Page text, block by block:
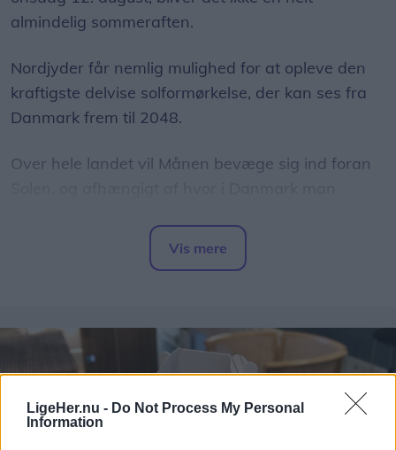
LigeHer.nu - Do Not Process My Personal
Information
almindelig sommeraften.
Nordjyder får nemlig mulighed for at opleve den
kraftigste delvise solformørkelse, der kan ses fra
Danmark frem til 2048.
Over hele landet vil Månen bevæge sig ind foran
Formørkelsen topper omkring klokken 20.00, kort
før solnedgang, hvilket giver gode muligheder for
at opleve fænomenet fra steder med frit udsyn
mod vest.
Vis mere